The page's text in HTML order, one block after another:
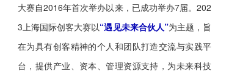
大赛自2016年首次举办以来，已成功举办7届。202
3上海国际创客大赛以“遇见未来合伙人”为主题，旨
在为具有创客精神的个人和团队打造交流与实践平
台，提供产业、资本、管理资源支持，为未来科技